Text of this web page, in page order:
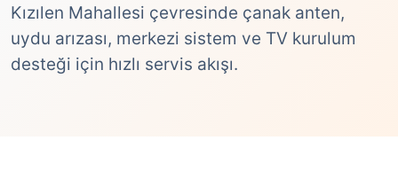
Kızılen Mahallesi çevresinde çanak anten,
uydu arızası, merkezi sistem ve TV kurulum
desteği için hızlı servis akışı.